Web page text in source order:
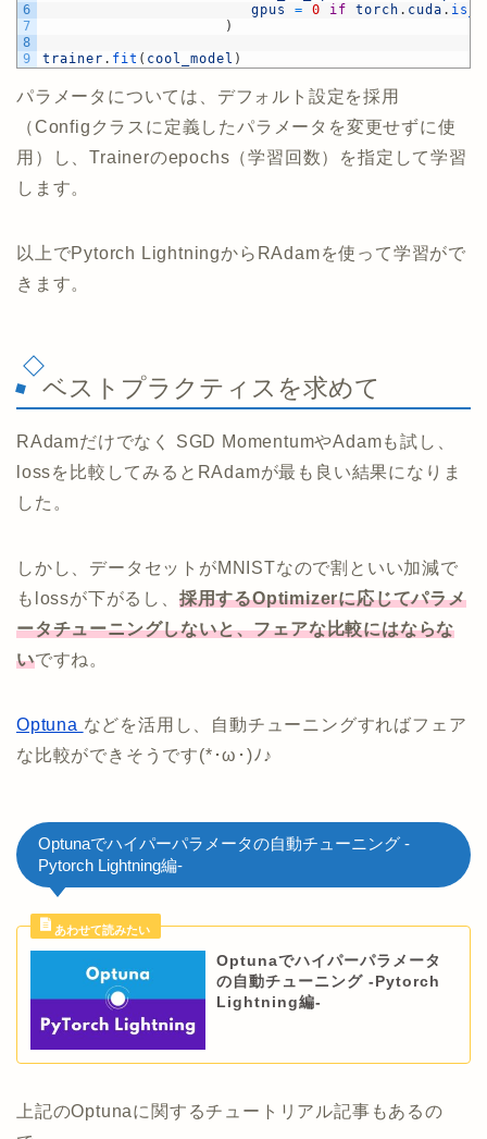
6
7
8
9
gpus
= 0 if torch . cuda .
)
trainer . fit ( cool_model )
パラメータについては、デフォルト設定を採用
（Configクラスに定義したパラメータを変更せずに使
用）し、Trainerのepochs（学習回数）を指定して学習
します。
以上でPytorch LightningからRAdamを使って学習がで
きます。
ベストプラクティスを求めて
RAdamだけでなく SGD MomentumやAdamも試し、
lossを比較してみるとRAdamが最も良い結果になりま
した。
しかし、データセットがMNISTなので割といい加減で
もlossが下がるし、 採用するOptimizerに応じてパラメ
ータチューニングしないと、フェアな比較にはならな
いですね。
Optuna などを活用し、自動チューニングすればフェア
な比較ができそうです(*･ω･)ﾉ♪
Optunaでハイパーパラメータの自動チューニング -
Pytorch Lightning編-
Optunaでハイパーパラメータ
の自動チューニング -Pytorch
Lightning編-
上記のOptunaに関するチュートリアル記事もあるの